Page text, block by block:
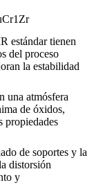
estándar tienen
del proceso
la estabilidad
una atmósfera
de óxidos,
propiedades
de soportes y la
distorsión
y